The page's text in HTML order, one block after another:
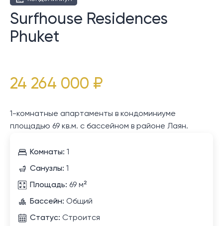
Surfhouse Residences
Phuket
24 264 000 ₽
1-комнатные апартаменты в кондоминиуме
площадью 69 кв.м. с бассейном в районе Лаян.
Комнаты: 1
Санузлы: 1
Площадь: 69 м²
Бассейн: Общий
Статус: Строится